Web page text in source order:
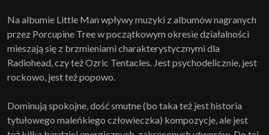
Na albumie Little Man wpływy muzyki z albumów nagranych
przez Porcupine Tree w początkowym okresie działalności
mieszają się z brzmieniami charakterystycznymi dla
Radiohead, czy też Ozric Tentacles. Jest psychodelicznie, jest
rockowo, jest też popowo.
Dominują spokojne, dość smutne (bo taka też jest historia
tytułowego maleńkiego człowieczka) kompozycje, ale jest